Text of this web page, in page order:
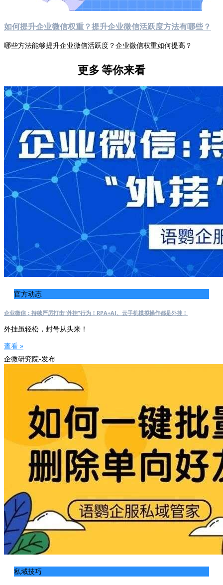
如何提升企业微信权重？提升企业微信活跃度方法有哪些？
哪些方法能够提升企业微信活跃度？企业微信权重如何提高？
更多等你来看
官方动态
企业微信：持续严厉打击“外挂”行为！RPA+AI、云手机模拟操作都是外挂！
外挂虽轻松，封号从头来！
查看 »
企微研究院-发布
私域技巧